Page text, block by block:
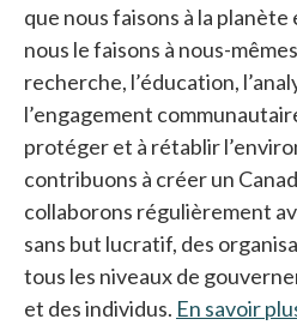
que nous faisons à la
nous le faisons à nous-
recherche, l’éducation,
l’engagement
protéger et à rétablir
contribuons à créer un
collaborons régulièrement
sans but lucratif, des
tous les niveaux de
et des individus. En savoir